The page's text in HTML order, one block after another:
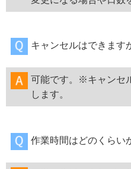
キャンセルはできます
可能です。※キャンセ
します。
作業時間はどのくらい